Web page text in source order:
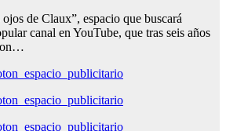
de Claux”, espacio que buscará
canal en YouTube, que tras seis años